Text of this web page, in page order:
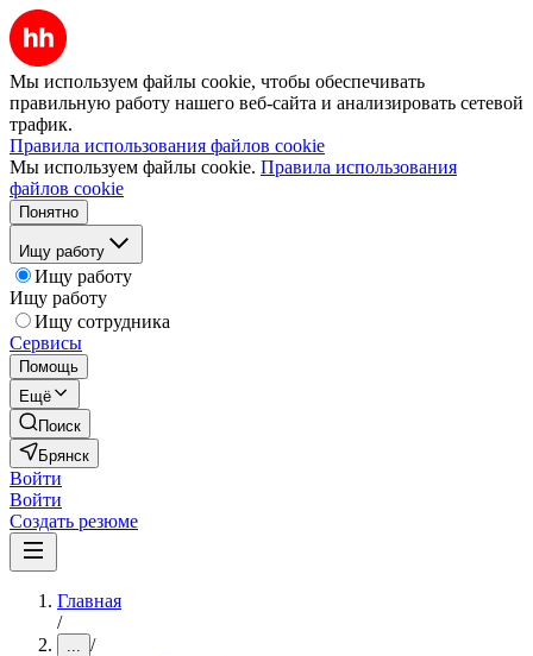
Мы используем файлы cookie, чтобы обеспечивать
правильную работу нашего веб-сайта и анализировать сетевой
трафик.
Правила использования файлов cookie
Мы используем файлы cookie. Правила использования
файлов cookie
Понятно
Ищу работу
Ищу работу
Ищу работу
Ищу сотрудника
Сервисы
Помощь
Ещё
Поиск
Брянск
Войти
Войти
Создать резюме
Главная
/
... /